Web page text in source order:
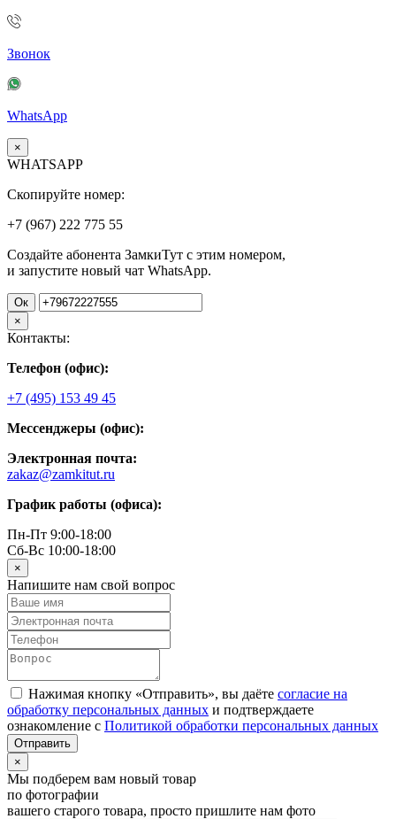
Звонок
WhatsApp
×
WHATSAPP
Скопируйте номер:
+7 (967) 222 775 55
Создайте абонента ЗамкиТут с этим номером,
и запустите новый чат WhatsApp.
Ок
×
Контакты:
Телефон (офис):
+7 (495) 153 49 45
Мессенджеры (офис):
Электронная почта:
zakaz@zamkitut.ru
График работы (офиса):
Пн-Пт 9:00-18:00
Сб-Вс 10:00-18:00
×
Напишите нам свой вопрос
Нажимая кнопку «Отправить», вы даёте согласие на
обработку персональных данных и подтверждаете
ознакомление с Политикой обработки персональных данных
×
Мы подберем вам новый товар
по фотографии
вашего старого товара, просто пришлите нам фото